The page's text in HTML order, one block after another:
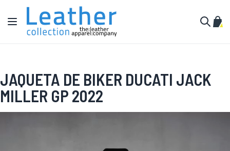
Pular para o conteúdo
Alternar Nav
JAQUETA DE BIKER DUCATI JACK
MILLER GP 2022